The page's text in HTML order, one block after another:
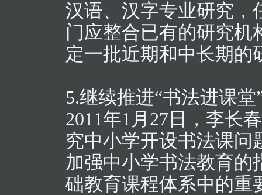
汉语、汉字专业研究，
门应整合已有的研究机
定一批近期和中长期的
5.继续推进“书法进课堂
2011年1月27日，李长
究中小学开设书法课问
加强中小学书法教育的
础教育课程体系中的重